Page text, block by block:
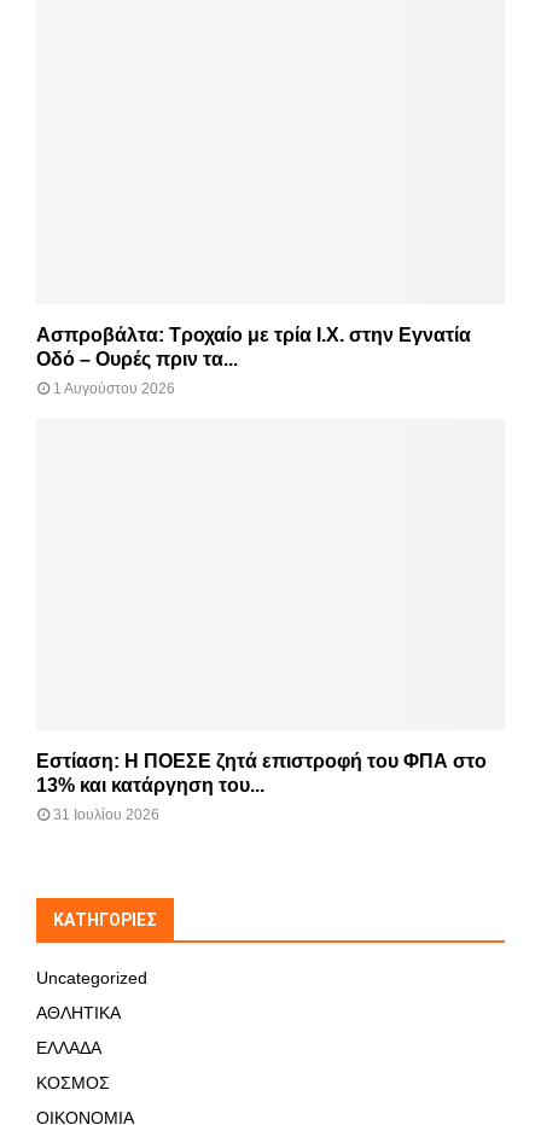
Ασπροβάλτα: Τροχαίο με τρία Ι.Χ. στην Εγνατία
Οδό – Ουρές πριν τα...
1 Αυγούστου 2026
Εστίαση: Η ΠΟΕΣΕ ζητά επιστροφή του ΦΠΑ στο
13% και κατάργηση του...
31 Ιουλίου 2026
KΑΤΗΓΟΡΊΕΣ
Uncategorized
ΑΘΛΗΤΙΚΑ
ΕΛΛΑΔΑ
ΚΟΣΜΟΣ
ΟΙΚΟΝΟΜΙΑ